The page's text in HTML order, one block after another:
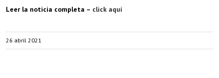
Leer la noticia completa – click aquí
26 abril 2021